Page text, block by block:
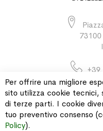
+39
INFORMAZIONI
Per offrire una migliore
sito utilizza cookie
di terze parti. I cookie
tuo preventivo consenso
Policy).